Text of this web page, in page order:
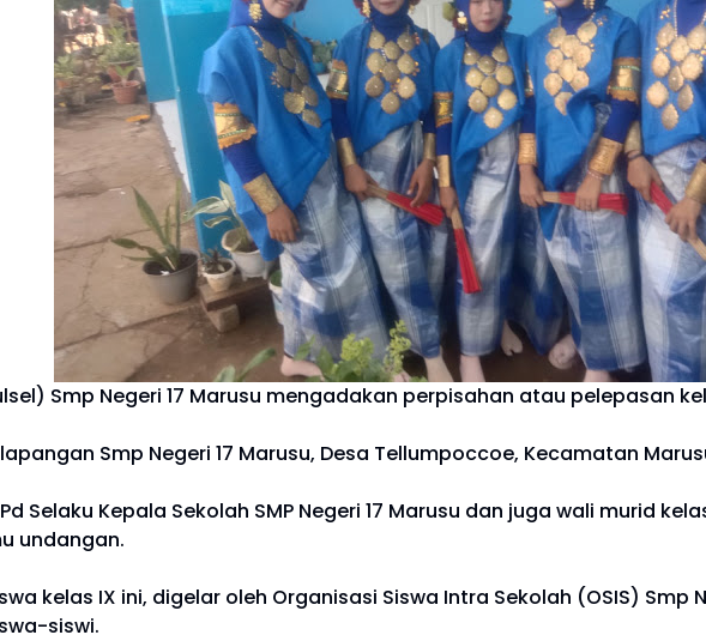
Smp Negeri 17 Marusu mengadakan perpisahan atau pelepasan
Smp Negeri 17 Marusu, Desa Tellumpoccoe, Kecamatan
Selaku Kepala Sekolah SMP Negeri 17 Marusu dan juga wali murid
undangan.
kelas IX ini, digelar oleh Organisasi Siswa Intra Sekolah (OSIS) Smp
siswi.